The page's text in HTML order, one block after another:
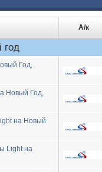
А/к
год
Год,
Новый Год,
на Новый
Light на